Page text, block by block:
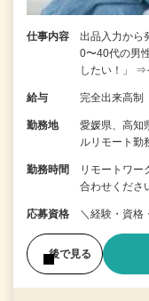
仕事内容
出品入力から
0〜40代の男
したい！」 ⇒
給与 完全出来高制
勤務地
愛媛県、高
ルリモート勤
勤務時間
リモートワー
合わせくださ
応募資格 ＼経験・資格
後で見る